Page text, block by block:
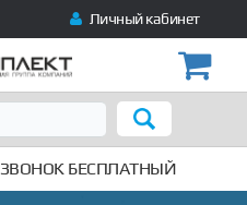
Личный кабинет
ЗВОНОК БЕСПЛАТНЫЙ